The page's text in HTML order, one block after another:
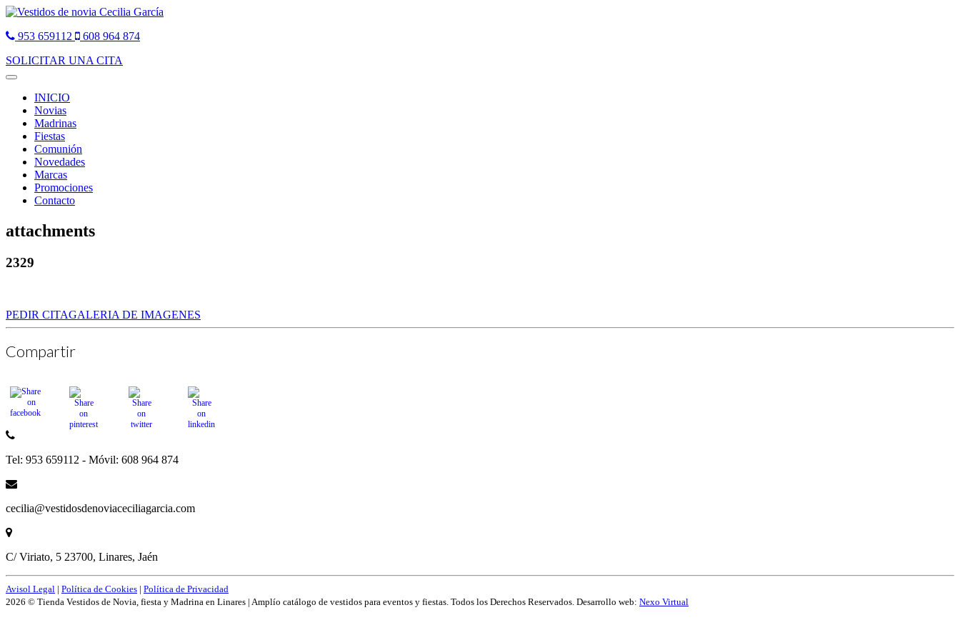
953 659112
608 964 874
SOLICITAR UNA CITA
Toggle
navigationINICIO
Novias
Madrinas
Fiestas
Comunión
Novedades
Marcas
Promociones
Contacto
attachments
2329
PEDIR CITAGALERIA DE IMAGENES
Compartir
Tel: 953 659112 - Móvil: 608 964 874
cecilia@vestidosdenoviaceciliagarcia.com
C/ Viriato, 5 23700, Linares, Jaén
Avisol Legal | Política de Cookies | Política de Privacidad
2026 © Tienda Vestidos de Novia, fiesta y Madrina en Linares | Amplío catálogo de vestidos para eventos y fiestas. Todos los Derechos Reservados. Desarrollo web: Nexo Virtual